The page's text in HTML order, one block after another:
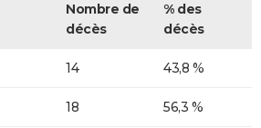
Nombre de
décès
% des
décès
14 43,8 %
18 56,3 %